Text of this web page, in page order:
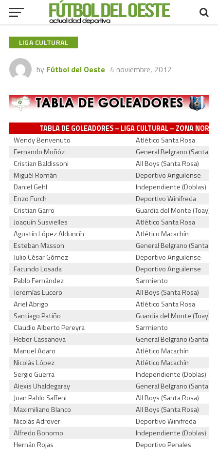
LIGA CULTURAL
by Fútbol del Oeste 4 noviembre, 2012
TABLA DE GOLEADORES – LIGA CULTURAL – ZONA
Wendy Benvenuto
Atlético Santa Rosa
Fernando Muñóz
General Belgrano (Santa
Cristian Baldissoni
All Boys (Santa Rosa)
Miguél Román
Deportivo Anguilense
Daniel Gehl
Independiente (Doblas)
Enzo Furch
Deportivo Winifreda
Cristian Garro
Guardia del Monte (Toay)
Joaquín Susvielles
Atlético Santa Rosa
Agustín López Alduncín
Atlético Macachín
Esteban Masson
General Belgrano (Santa
Julio César Gómez
Deportivo Anguilense
Facundo Losada
Deportivo Anguilense
Pablo Fernández
Sarmiento
Jeremías Lucero
All Boys (Santa Rosa)
Ariel Abrigo
Atlético Santa Rosa
Santiago Patiño
Guardia del Monte (Toay)
Claudio Alberto Pereyra
Sarmiento
Heber Cassanova
General Belgrano (Santa
Manuel Adaro
Atlético Macachín
Nicolás López
Atlético Macachín
Sergio Guerra
Independiente (Doblas)
Alexis Uhaldegaray
General Belgrano (Santa
Juan Pablo Saffeni
All Boys (Santa Rosa)
Maximiliano Blanco
All Boys (Santa Rosa)
Nicolás Adrover
Deportivo Winifreda
Alfredo Bonomo
Independiente (Doblas)
Hernán Rojas
Deportivo Penales